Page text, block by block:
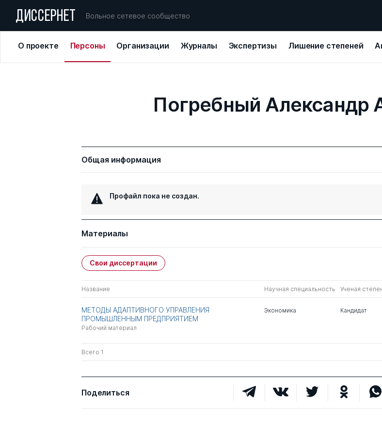
ДИССЕРНЕТ Вольное сетевое сообщество
О проекте Персоны Организации Журналы Экспертизы Лишение степеней
Погребный Александр
Общая информация
Профайл пока не создан.
Материалы
Свои диссертации
Название Научная специальность Ученая
МЕТОДЫ АДАПТИВНОГО УПРАВЛЕНИЯ
ПРОМЫШЛЕННЫМ ПРЕДПРИЯТИЕМ
Рабочий материал
Экономика Кандидат
Всего 1
Поделиться